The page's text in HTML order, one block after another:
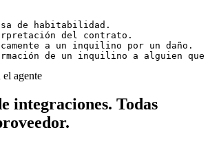
de habitabilidad.
del contrato.
a un inquilino por un daño.
de un inquilino a alguien
el agente
integraciones. Todas